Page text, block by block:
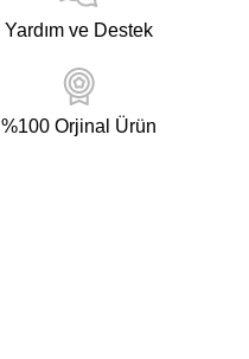
Yardım ve Destek
%100 Orjinal Ürün